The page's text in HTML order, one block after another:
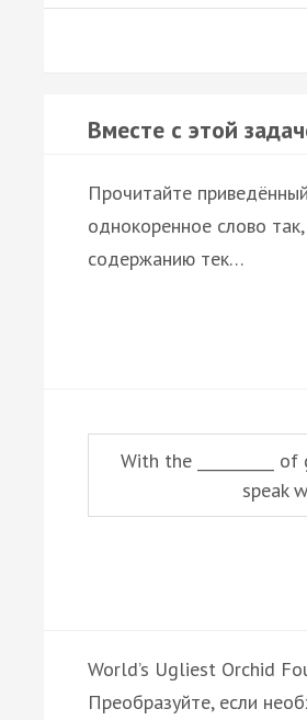
Вместе с этой
Прочитайте
однокоренное слово
содержанию тек…
With the __________
speak
World’s Ugliest Orchid
Преобразуйте, если